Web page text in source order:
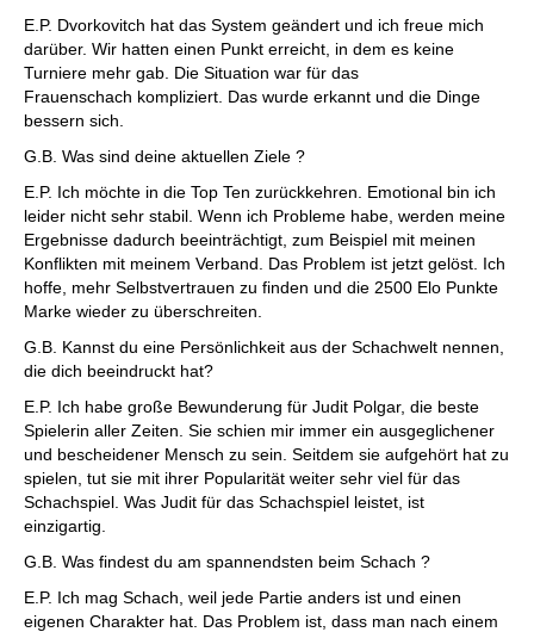
E.P. Dvorkovitch hat das System geändert und ich freue mich
darüber. Wir hatten einen Punkt erreicht, in dem es keine
Turniere mehr gab. Die Situation war für das
Frauenschach kompliziert. Das wurde erkannt und die Dinge
bessern sich.
G.B. Was sind deine aktuellen Ziele ?
E.P. Ich möchte in die Top Ten zurückkehren. Emotional bin ich
leider nicht sehr stabil. Wenn ich Probleme habe, werden meine
Ergebnisse dadurch beeinträchtigt, zum Beispiel mit meinen
Konflikten mit meinem Verband. Das Problem ist jetzt gelöst. Ich
hoffe, mehr Selbstvertrauen zu finden und die 2500 Elo Punkte
Marke wieder zu überschreiten.
G.B. Kannst du eine Persönlichkeit aus der Schachwelt nennen,
die dich beeindruckt hat?
E.P. Ich habe große Bewunderung für Judit Polgar, die beste
Spielerin aller Zeiten. Sie schien mir immer ein ausgeglichener
und bescheidener Mensch zu sein. Seitdem sie aufgehört hat zu
spielen, tut sie mit ihrer Popularität weiter sehr viel für das
Schachspiel. Was Judit für das Schachspiel leistet, ist
einzigartig.
G.B. Was findest du am spannendsten beim Schach ?
E.P. Ich mag Schach, weil jede Partie anders ist und einen
eigenen Charakter hat. Das Problem ist, dass man nach einem